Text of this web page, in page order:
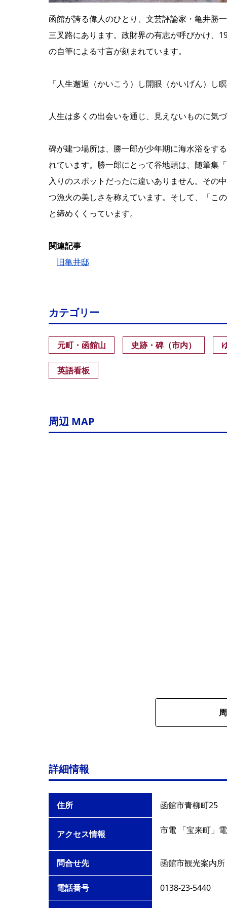
函館が誇る偉人のひとり、文芸評論家・亀井勝
三叉路にあります。政財界の有志が呼びかけ、
の自筆による寸言が刻まれています。
「人生邂逅（かいこう）し開眼（かいげん）し
人生は多くの出会いを通じ、見えないものに
碑が建つ場所は、勝一郎が少年期に海水浴をす
れています。勝一郎にとって谷地頭は、随筆集
入りのスポットだったに違いありません。その
つ漁火の美しさを称えています。そして、「こ
と締めくくっています。
関連記事
旧亀井邸
カテゴリー
元町・函館山 史跡・碑（市内）
英語看板
周辺 MAP
詳細情報
住所 函館市青柳町25
アクセス情報 市電 「宝来町」
問合せ先 函館市観光案内所
電話番号 0138-23-5440